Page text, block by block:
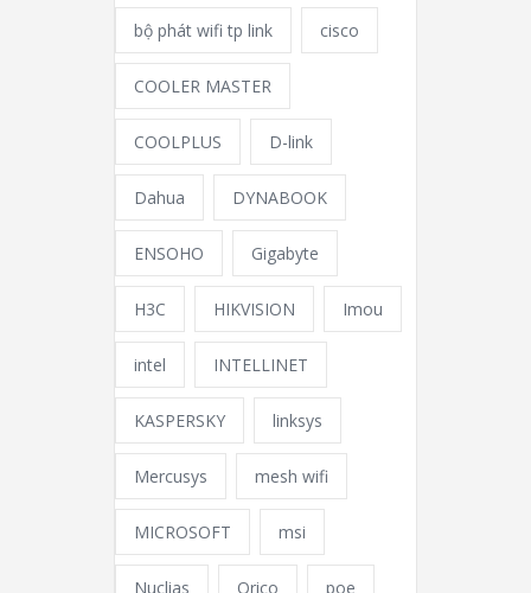
bộ phát wifi tp link cisco
COOLER MASTER
COOLPLUS D-link
Dahua DYNABOOK
ENSOHO Gigabyte
H3C HIKVISION Imou
intel INTELLINET
KASPERSKY linksys
Mercusys mesh wifi
MICROSOFT msi
Nuclias Orico poe